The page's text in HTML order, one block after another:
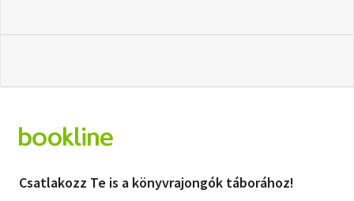
Csatlakozz Te is a könyvrajongók táborához!